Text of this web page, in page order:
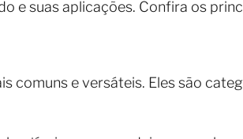
e suas aplicações. Confira os
comuns e versáteis. Eles são